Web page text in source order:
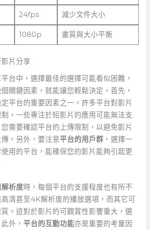
24fps 減少文件大小
1080p 畫質與大小平衡
片分享
台中，選擇最佳的選擇可能看似困難，
關鍵因素，就能讓您輕鬆決定。首先，
定平台的重要因素之一。許多平台對影片
，一些專注於短影片的應用可能無法支
需要確認平台的上傳限制，以避免影片
。另外，要注意平台的用戶群 ，選擇一
用的平台，能確保您的影片能夠引起更
析度時，每個平台的支援程度也有所不
清甚至4K解析度的播放選項，而其它可
。這對於影片的可觀賞性影響重大，選
外，平台的互動功能亦是重要的考量因